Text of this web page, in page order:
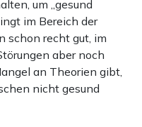
um „gesund
im Bereich der
schon recht gut, im
aber noch
an Theorien gibt,
nicht gesund